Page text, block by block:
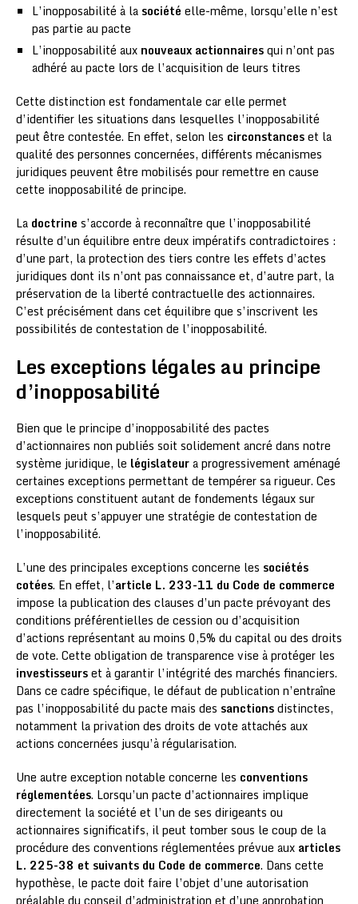
L’inopposabilité à la société elle-même, lorsqu’elle n’est
pas partie au pacte
L’inopposabilité aux nouveaux actionnairesqui n’ont pas
adhéré au pacte lors de l’acquisition de leurs titres
Cette distinction est fondamentale car elle permet
d’identifier les situations dans lesquelles l’inopposabilité
peut être contestée. En effet, selon les circonstanceset la
qualité des personnes concernées, différents mécanismes
juridiques peuvent être mobilisés pour remettre en cause
cette inopposabilité de principe.
La doctrine s’accorde à reconnaître que l’inopposabilité
résulte d’un équilibre entre deux impératifs contradictoires :
d’une part, la protection des tiers contre les effets d’actes
juridiques dont ils n’ont pas connaissance et, d’autre part, la
préservation de la liberté contractuelle des actionnaires.
C’est précisément dans cet équilibre que s’inscrivent les
possibilités de contestation de l’inopposabilité.
Les exceptions légales au principe
d’inopposabilité
Bien que le principe d’inopposabilité des pactes
d’actionnaires non publiés soit solidement ancré dans notre
système juridique, le législateura progressivement aménagé
certaines exceptions permettant de tempérer sa rigueur. Ces
exceptions constituent autant de fondements légaux sur
lesquels peut s’appuyer une stratégie de contestation de
l’inopposabilité.
L’une des principales exceptions concerne les sociétés
cotées. En effet, l’article L. 233-11 du Code de commerce
impose la publication des clauses d’un pacte prévoyant des
conditions préférentielles de cession ou d’acquisition
d’actions représentant au moins 0,5% du capital ou des droits
de vote. Cette obligation de transparence vise à protéger les
investisseurset à garantir l’intégrité des marchés financiers.
Dans ce cadre spécifique, le défaut de publication n’entraîne
pas l’inopposabilité du pacte mais des sanctionsdistinctes,
notamment la privation des droits de vote attachés aux
actions concernées jusqu’à régularisation.
Une autre exception notable concerne les conventions
réglementées. Lorsqu’un pacte d’actionnaires implique
directement la société et l’un de ses dirigeants ou
actionnaires significatifs, il peut tomber sous le coup de la
procédure des conventions réglementées prévue aux articles
L. 225-38 et suivants du Code de commerce. Dans cette
hypothèse, le pacte doit faire l’objet d’une autorisation